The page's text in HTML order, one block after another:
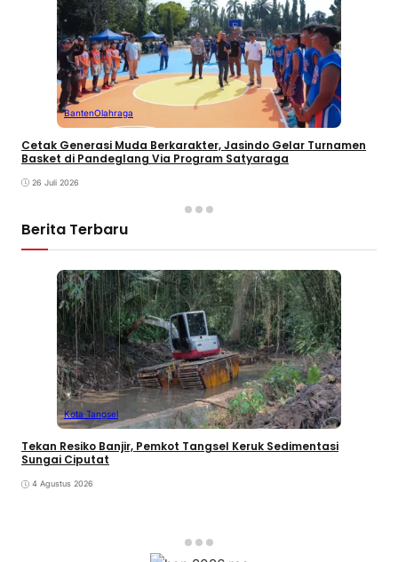
BantenOlahraga
Cetak Generasi Muda Berkarakter, Jasindo Gelar Turnamen
Basket di Pandeglang Via Program Satyaraga
26 Juli 2026
Berita Terbaru
Kota Tangsel
Tekan Resiko Banjir, Pemkot Tangsel Keruk Sedimentasi
Sungai Ciputat
4 Agustus 2026